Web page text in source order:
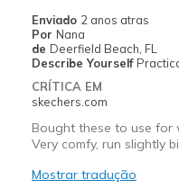
Sizing
View On Shoes
Enviado 2 anos atras
Por Nana
de Deerfield Beach, FL
Describe Yourself
CRÍTICA EM
skechers.com
Bought these to use for
Very comfy, run slightly
Mostrar tradução